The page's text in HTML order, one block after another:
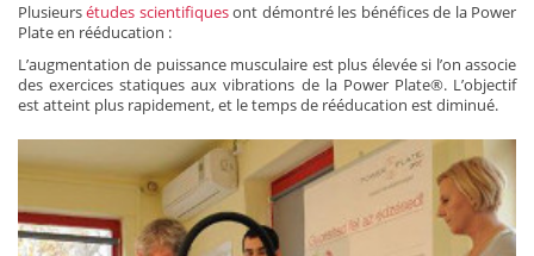
Plusieursétudes scientifiquesont démontré les bénéfices de la Power
Plate en rééducation :
L’augmentation de puissance musculaire est plus élevée si l’on associe
des exercices statiques aux vibrations de la Power Plate®. L’objectif
est atteint plus rapidement, et le temps de rééducation est diminué.